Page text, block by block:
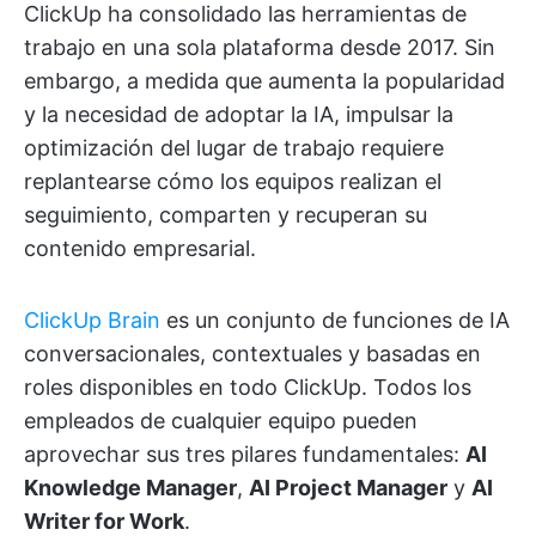
ClickUp ha consolidado las herramientas de
trabajo en una sola plataforma desde 2017. Sin
embargo, a medida que aumenta la popularidad
y la necesidad de adoptar la IA, impulsar la
optimización del lugar de trabajo requiere
replantearse cómo los equipos realizan el
seguimiento, comparten y recuperan su
contenido empresarial.
ClickUp Brain es un conjunto de funciones de IA
conversacionales, contextuales y basadas en
roles disponibles en todo ClickUp. Todos los
empleados de cualquier equipo pueden
aprovechar sus tres pilares fundamentales: AI
Knowledge Manager, AI Project Manager y AI
Writer for Work.